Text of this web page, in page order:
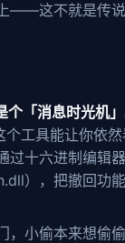
——这不就是传
「消息时光机」
个工具能让你依
过十六进制编辑
），把撤回功
，小偷本来想偷